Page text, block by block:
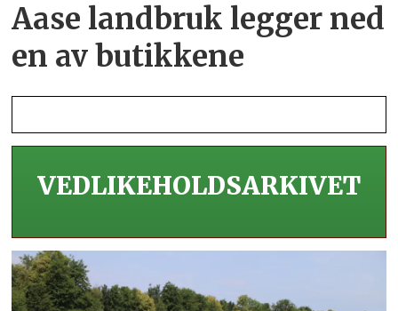
Aase landbruk legger ned
en av butikkene
VEDLIKEHOLDS­ARKIVET